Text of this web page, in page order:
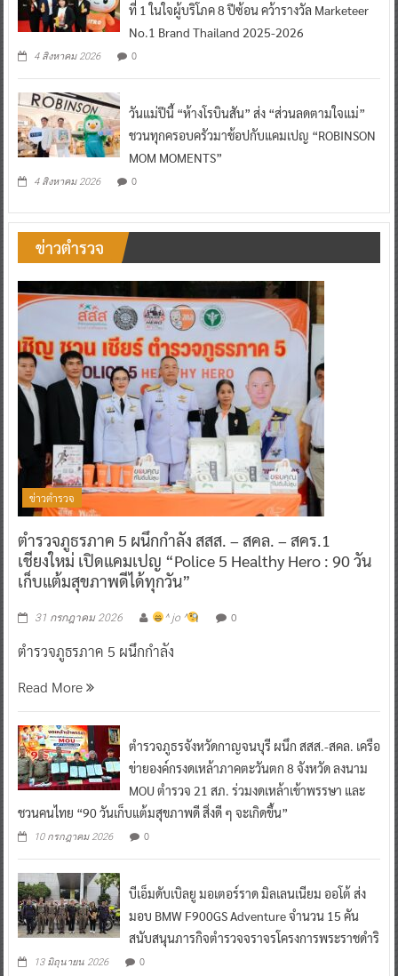
ที่ 1 ในใจผู้บริโภค 8 ปีซ้อน คว้ารางวัล Marketeer
No.1 Brand Thailand 2025-2026
4 สิงหาคม 2026 0
วันแม่ปีนี้ “ห้างโรบินสัน” ส่ง “ส่วนลดตามใจแม่”
ชวนทุกครอบครัวมาช้อปกับแคมเปญ “ROBINSON
MOM MOMENTS”
4 สิงหาคม 2026 0
ข่าวตำรวจ
ข่าวตำรวจ
ตำรวจภูธรภาค 5 ผนึกกำลัง สสส. – สคล. – สคร.1
เชียงใหม่ เปิดแคมเปญ “Police 5 Healthy Hero : 90 วัน
เก็บแต้มสุขภาพดีได้ทุกวัน”
31 กรกฎาคม 2026 ^ jo ^ 0
ตำรวจภูธรภาค 5 ผนึกกำลัง
Read More
ตำรวจภูธรจังหวัดกาญจนบุรี ผนึก สสส.-สคล. เครือ
ข่ายองค์กรงดเหล้าภาคตะวันตก 8 จังหวัด ลงนาม
MOU ตำรวจ 21 สภ. ร่วมงดเหล้าเข้าพรรษา และ
ชวนคนไทย “90 วันเก็บแต้มสุขภาพดี สิ่งดี ๆ จะเกิดขึ้น”
10 กรกฎาคม 2026 0
บีเอ็มดับเบิลยู มอเตอร์ราด มิลเลนเนียม ออโต้ ส่ง
มอบ BMW F900GS Adventure จำนวน 15 คัน
สนับสนุนภารกิจตำรวจจราจรโครงการพระราชดำริ
13 มิถุนายน 2026 0